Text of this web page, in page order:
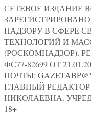
СЕТЕВОЕ ИЗДАНИЕ
НАДЗОРУ В СФЕРЕ
ТЕХНОЛОГИЙ И
(РОСКОМНАДЗОР).
ФС77-82699 ОТ
ПОЧТЫ:
ГЛАВНЫЙ
НИКОЛАЕВНА.
18+